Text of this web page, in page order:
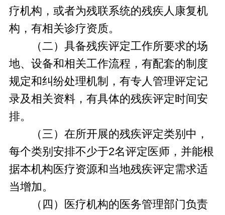
疗机构，或者为残联系统的残疾人康复机
构，有相关诊疗资质。
（二）具备残疾评定工作所要求的场
地、设备和相关工作流程，有配套的制度
规定和纠纷处理机制，有专人管理评定记
录及相关资料，有具体的残疾评定时间安
排。
（三）在所开展的残疾评定类别中，
每个类别安排不少于2名评定医师，并能根
据本机构医疗资源和当地残疾评定需求适
当增加。
（四）医疗机构的医务管理部门负责